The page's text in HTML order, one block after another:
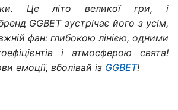
Це літо великої гри, і
GGBET зустрічає його з усім,
фан: глибокою лінією, одними
і атмосферою свята!
емоції, вболівай із GGBET!